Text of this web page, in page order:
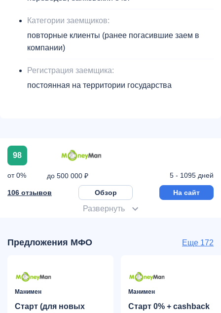
Категории заемщиков:
повторные клиенты (ранее погасившие заем в
компании)
Регистрация заемщика:
постоянная на территории государства
98
от 0% до 500 000 ₽ 5 - 1095 дней
106 отзывов Обзор На сайт
Развернуть
Предложения МФО Еще 172
Манимен
Старт (для новых
Манимен
Старт 0% + cashback